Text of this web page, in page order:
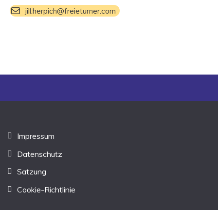
jill.herpich@freieturner.com
Impressum
Datenschutz
Satzung
Cookie-Richtlinie